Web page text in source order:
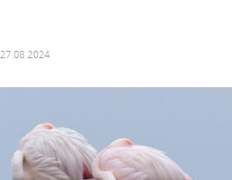
27.08.2024